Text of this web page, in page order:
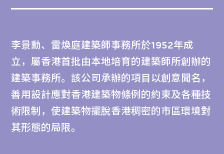
李景勳、雷煥庭建築師事務所於1952年成
立，屬香港首批由本地培育的建築師所創辦的
建築事務所。該公司承辦的項目以創意聞名，
善用設計應對香港建築物條例的約束及各種技
術限制，使建築物擺脫香港稠密的市區環境對
其形態的局限。